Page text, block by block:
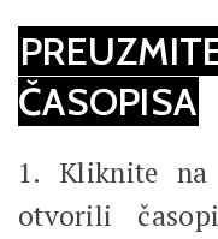
ČASOPISA
1. Kliknite
otvorili